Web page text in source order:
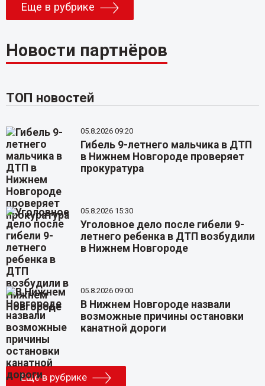
Еще в рубрике
Новости партнёров
ТОП новостей
05.8.2026 09:20
Гибель 9-летнего мальчика в ДТП
в Нижнем Новгороде проверяет
прокуратура
05.8.2026 15:30
Уголовное дело после гибели 9-
летнего ребенка в ДТП возбудили
в Нижнем Новгороде
05.8.2026 09:00
В Нижнем Новгороде назвали
возможные причины остановки
канатной дороги
Еще в рубрике